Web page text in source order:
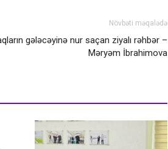
Növbəti məqalədə
gələcəyinə nur saçan ziyalı rəhbər –
Məryəm İbrahimova